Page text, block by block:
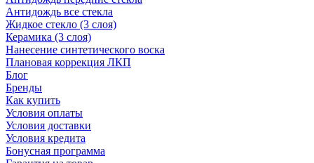
Антидождь все стекла
Жидкое стекло (3 слоя)
Керамика (3 слоя)
Нанесение синтетического воска
Плановая коррекция ЛКП
Блог
Бренды
Как купить
Условия оплаты
Условия доставки
Условия кредита
Бонусная программа